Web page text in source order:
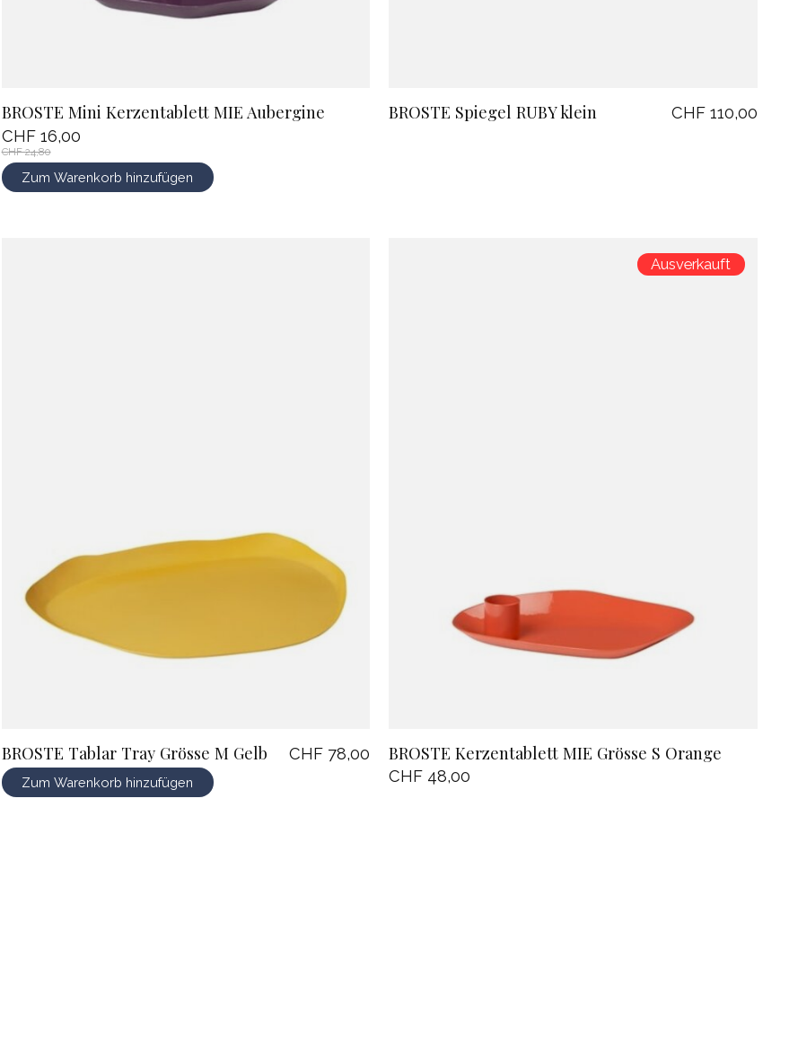
BROSTE Mini Kerzentablett MIE Aubergine
CHF 16,00
CHF 24,80
Zum Warenkorb hinzufügen
BROSTE Spiegel RUBY klein CHF 110,00
BROSTE Tablar Tray Grösse M Gelb CHF 78,00
Zum Warenkorb hinzufügen
Ausverkauft
BROSTE Kerzentablett MIE Grösse S Orange
CHF 48,00